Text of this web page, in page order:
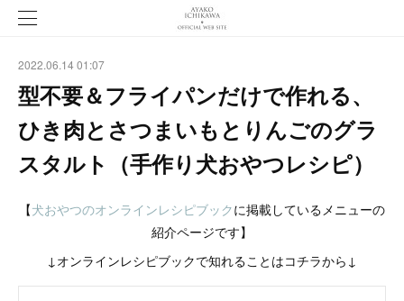
2022.06.14 01:07
型不要＆フライパンだけで作れる、
ひき肉とさつまいもとりんごのグラ
スタルト（手作り犬おやつレシピ）
【犬おやつのオンラインレシピブックに掲載しているメニューの
紹介ページです】
↓オンラインレシピブックで知れることはコチラから↓